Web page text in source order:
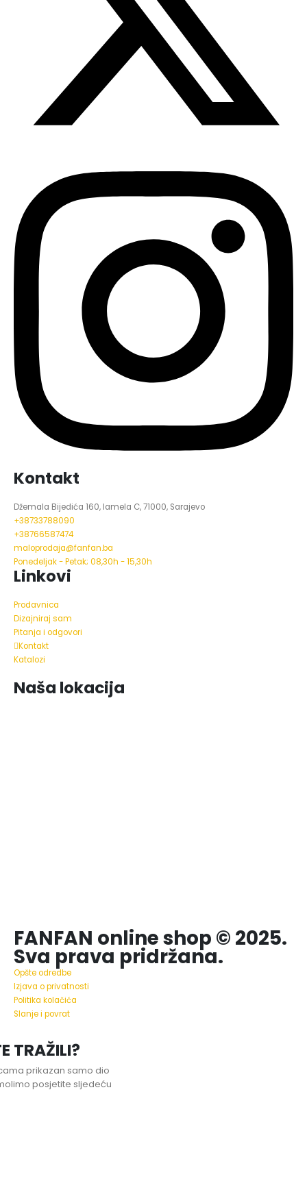
Kontakt
Džemala Bijedića 160, lamela C, 71000, Sarajevo
+38733788090
+38766587474
maloprodaja@fanfan.ba
Ponedeljak - Petak; 08,30h - 15,30h
Linkovi
Prodavnica
Dizajniraj sam
Pitanja i odgovori
Kontakt
Katalozi
Naša lokacija
FANFAN online shop © 2025.
Sva prava pridržana.
Opšte odredbe
Izjava o privatnosti
Politika kolačića
Slanje i povrat
TRAŽILI?
prikazan samo dio
posjetite sljedeću